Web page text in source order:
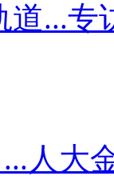
道...专
人大